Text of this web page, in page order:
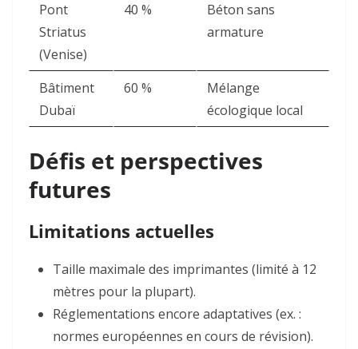
Pont
Striatus
(Venise)
40 %
Béton sans
armature
Bâtiment
Dubaï
60 %
Mélange
écologique local
Défis et perspectives
futures
Limitations actuelles
Taille maximale des imprimantes (limité à 12
mètres pour la plupart).
Réglementations encore adaptatives (ex. :
normes européennes en cours de révision).